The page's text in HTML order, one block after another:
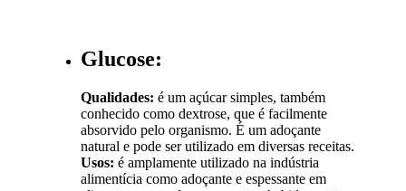
Glucose:
Qualidades: é um açúcar simples, também
conhecido como dextrose, que é facilmente
absorvido pelo organismo. É um adoçante
natural e pode ser utilizado em diversas receitas.
Usos: é amplamente utilizado na indústria
alimentícia como adoçante e espessante em